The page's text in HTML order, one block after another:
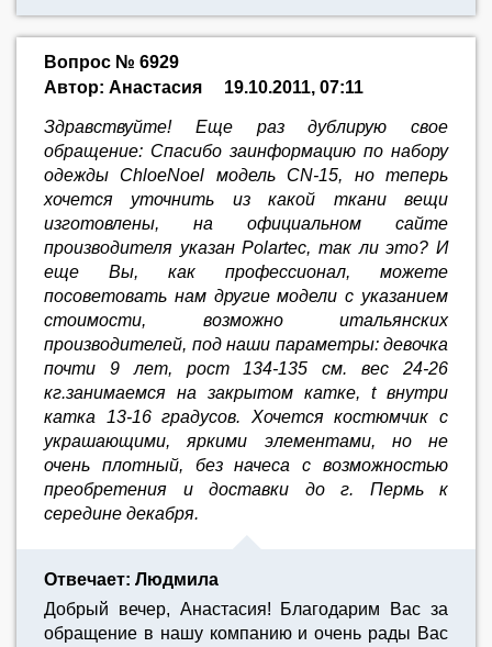
Вопрос № 6929
Автор: Анастасия
19.10.2011, 07:11
Здравствуйте! Еще раз дублирую свое
обращение: Спасибо заинформацию по набору
одежды ChloeNoel модель CN-15, но теперь
хочется уточнить из какой ткани вещи
изготовлены, на официальном сайте
производителя указан Polartec, так ли это? И
еще Вы, как профессионал, можете
посоветовать нам другие модели c указанием
стоимости, возможно итальянских
производителей, под наши параметры: девочка
почти 9 лет, рост 134-135 см. вес 24-26
кг.занимаемся на закрытом катке, t внутри
катка 13-16 градусов. Хочется костюмчик с
украшающими, яркими элементами, но не
очень плотный, без начеса c возможностью
преобретения и доставки до г. Пермь к
середине декабря.
Отвечает: Людмила
Добрый вечер, Анастасия! Благодарим Вас за
обращение в нашу компанию и очень рады Вас